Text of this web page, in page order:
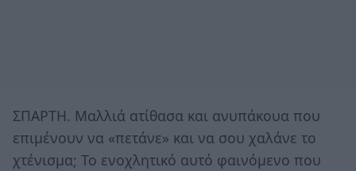
ΣΠΑΡΤΗ. Μαλλιά ατίθασα και ανυπάκουα που
επιμένουν να «πετάνε» και να σου χαλάνε το
χτένισμα; Το ενοχλητικό αυτό φαινόμενο που